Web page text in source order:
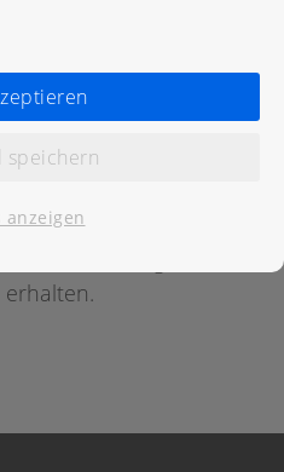
keine Bewertung
speichern
anzeigen